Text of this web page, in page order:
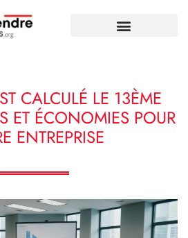
CALCULÉ LE 13ÈME
ET ÉCONOMIES POUR
ENTREPRISE